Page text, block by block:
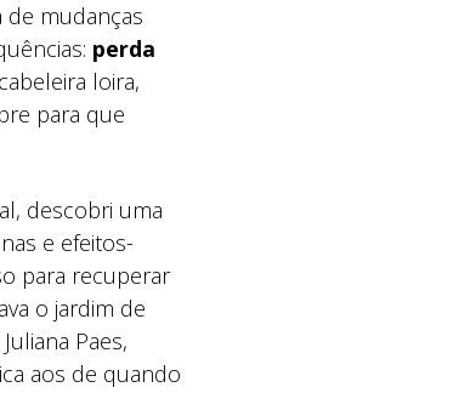
de mudanças
perda
loira,
para que
descobri uma
e efeitos-
para recuperar
o jardim de
Paes,
aos de quando